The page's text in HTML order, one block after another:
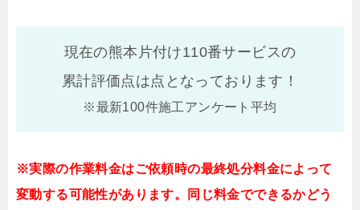
現在の熊本片付け110番サービスの
累計評価点は点となっております！
※最新100件施工アンケート平均
※実際の作業料金はご依頼時の最終処分料金によって
変動する可能性があります。同じ料金でできるかどう